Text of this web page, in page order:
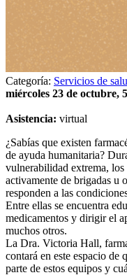
Categoría: Servicios de
miércoles 23 de octubre,
Asistencia: virtual
¿Sabías que existen
de ayuda humanitaria?
vulnerabilidad extrema,
activamente de brigadas u
responden a las
Entre ellas se encuentra
medicamentos y dirigir el
muchos otros.
La Dra. Victoria Hall,
contará en este espacio de
parte de estos equipos y